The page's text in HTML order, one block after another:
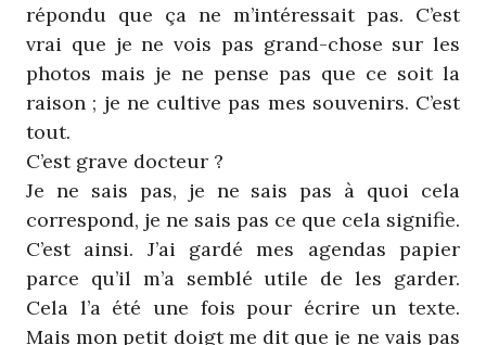
répondu que ça ne m’intéressait pas. C’est
vrai que je ne vois pas grand-chose sur les
photos mais je ne pense pas que ce soit la
raison ; je ne cultive pas mes souvenirs. C’est
tout.
C’est grave docteur ?
Je ne sais pas, je ne sais pas à quoi cela
correspond, je ne sais pas ce que cela signifie.
C’est ainsi. J’ai gardé mes agendas papier
parce qu’il m’a semblé utile de les garder.
Cela l’a été une fois pour écrire un texte.
Mais mon petit doigt me dit que je ne vais pas